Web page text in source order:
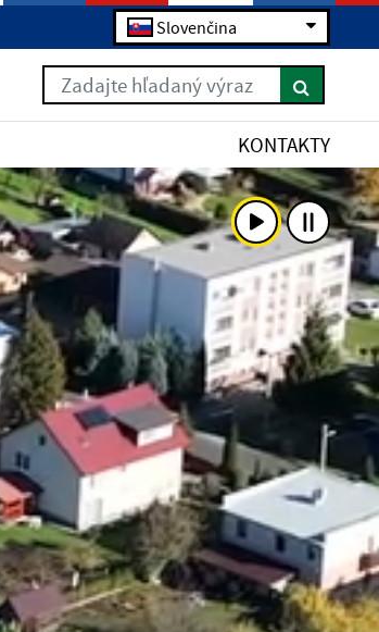
Slovenčina
Zadajte hľadaný výraz
KONTAKTY